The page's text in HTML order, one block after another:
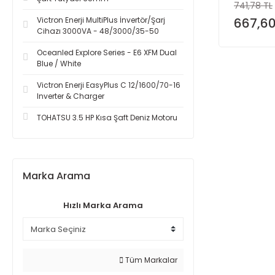
Victron Enerji MultiPlus İnvertör/Şarj
Cihazı 3000VA - 48/3000/35-50
Oceanled Explore Series - E6 XFM Dual
Blue / White
Victron Enerji EasyPlus C 12/1600/70-16
Inverter & Charger
TOHATSU 3.5 HP Kısa Şaft Deniz Motoru
Marka Arama
Hızlı Marka Arama
Tüm Markalar
741,78 TL